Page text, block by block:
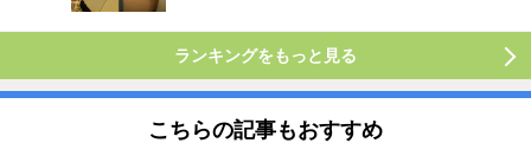
ランキングをもっと見る
こちらの記事もおすすめ